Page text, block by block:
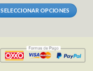
SELECCIONAR OPCIONES
múltiples
variantes.